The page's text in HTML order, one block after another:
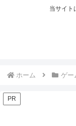
当サイト
ホーム ゲー
PR